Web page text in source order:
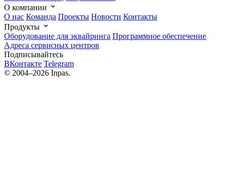
О компании
О нас Команда Проекты Новости Контакты
Продукты
Оборудование для эквайринга Программное обеспечение
Адреса сервисных центров
Подписывайтесь
ВКонтакте Telegram
© 2004–2026 Inpas.